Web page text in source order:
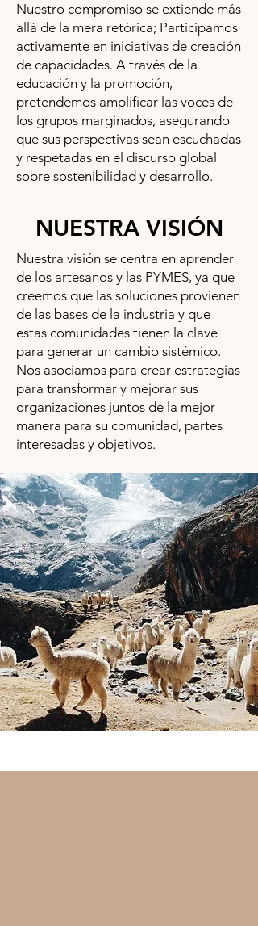
​Nuestro compromiso se extiende más
allá de la mera retórica; Participamos
activamente en iniciativas de creación
de capacidades. A través de la
educación y la promoción,
pretendemos amplificar las voces de
los grupos marginados, asegurando
que sus perspectivas sean escuchadas
y respetadas en el discurso global
sobre sostenibilidad y desarrollo.
NUESTRA VISIÓN
​Nuestra visión se centra en aprender
de los artesanos y las PYMES, ya que
creemos que las soluciones provienen
de las bases de la industria y que
estas comunidades tienen la clave
para generar un cambio sistémico.
Nos asociamos para crear estrategias
para transformar y mejorar sus
organizaciones juntos de la mejor
manera para su comunidad, partes
interesadas y objetivos.